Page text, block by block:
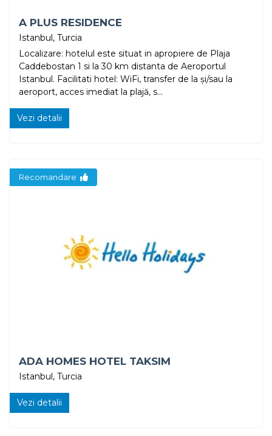
A PLUS RESIDENCE
Istanbul, Turcia
Localizare: hotelul este situat in apropiere de Plaja
Caddebostan 1 si la 30 km distanta de Aeroportul
Istanbul. Facilitati hotel: WiFi, transfer de la și/sau la
aeroport, acces imediat la plajă, s...
Vezi detalii
Recomandare
ADA HOMES HOTEL TAKSIM
Istanbul, Turcia
Vezi detalii